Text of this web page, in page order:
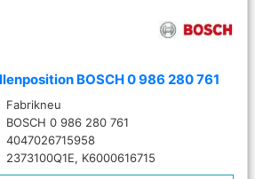
BOSCH 0 986 280 761
Fabrikneu
BOSCH 0 986 280 761
4047026715958
2373100Q1E, K6000616715